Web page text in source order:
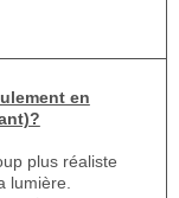
en
plus réaliste
lumière.